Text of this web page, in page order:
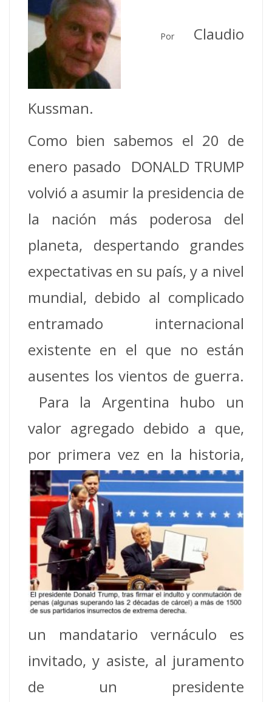
Por Claudio
Kussman.
Como bien sabemos el 20 de
enero pasado DONALD TRUMP
volvió a asumir la presidencia de
la nación más poderosa del
planeta, despertando grandes
expectativas en su país, y a nivel
mundial, debido al complicado
entramado internacional
existente en el que no están
ausentes los vientos de guerra.
Para la Argentina hubo un
valor agregado debido a que,
por primeravez en la historia,
un mandatario vernáculo es
invitado, y asiste, al juramento
de un presidente